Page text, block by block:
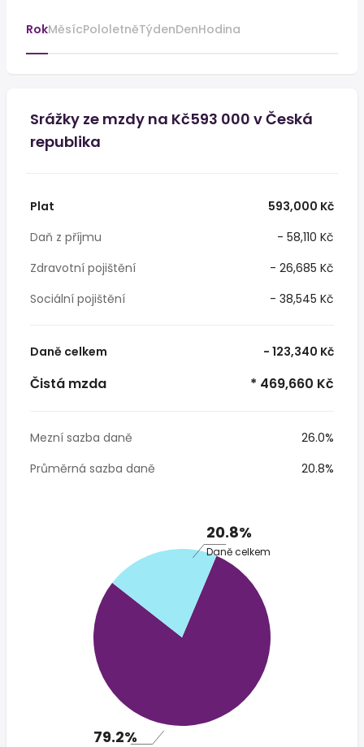
RokMěsícPololetněTýdenDenHodina
Srážky ze mzdy na Kč593 000 v Česká
republika
Plat
593,000 Kč
Daň z příjmu
- 58,110 Kč
Zdravotní pojištění
- 26,685 Kč
Sociální pojištění
- 38,545 Kč
Daně celkem - 123,340 Kč
Čistá mzda * 469,660 Kč
Mezní sazba daně
26.0%
Průměrná sazba daně
20.8%
20.8%
Daně celkem
79.2%